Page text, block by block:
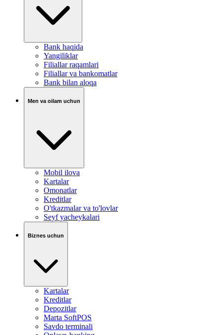
Bank haqida
Yangiliklar
Filiallar raqamlari
Filiallar va bankomatlar
Bank bilan aloqa
Men va oilam uchun
Mobil ilova
Kartalar
Omonatlar
Kreditlar
O'tkazmalar va to'lovlar
Seyf yacheykalari
Biznes uchun
Kartalar
Kreditlar
Depozitlar
Marta SoftPOS
Savdo terminali